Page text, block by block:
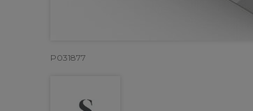
P031877